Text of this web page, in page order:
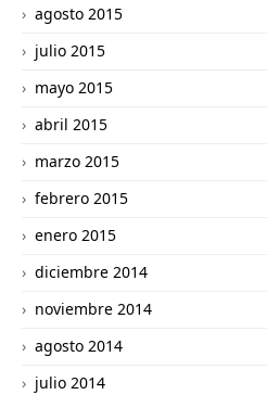
agosto 2015
julio 2015
mayo 2015
abril 2015
marzo 2015
febrero 2015
enero 2015
diciembre 2014
noviembre 2014
agosto 2014
julio 2014